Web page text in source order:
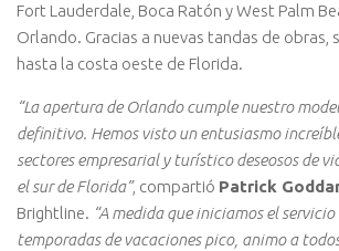
Fort Lauderdale, Boca Ratón y West Palm
Orlando. Gracias a nuevas tandas de obras,
hasta la costa oeste de Florida.
“La apertura de Orlando cumple nuestro
definitivo. Hemos visto un entusiasmo
sectores empresarial y turístico deseosos de
el sur de Florida”, compartió Patrick
Brightline. “A medida que iniciamos el
temporadas de vacaciones pico, animo a